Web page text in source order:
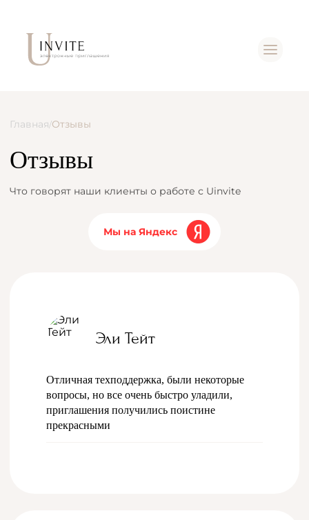
Главная/Отзывы
Отзывы
Что говорят наши клиенты о работе с Uinvite
Мы на Яндекс
Эли Тейт
Отличная техподдержка, были некоторые
вопросы, но все очень быстро уладили,
приглашения получились поистине
прекрасными